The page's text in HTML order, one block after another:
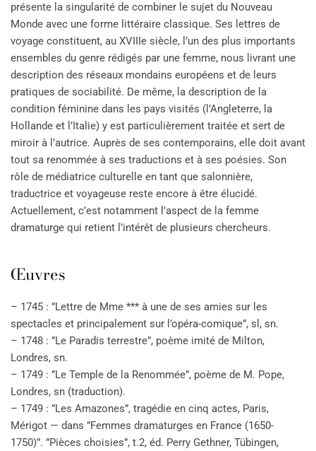
présente la singularité de combiner le sujet du Nouveau
Monde avec une forme littéraire classique. Ses lettres de
voyage constituent, au XVIIIe siècle, l’un des plus importants
ensembles du genre rédigés par une femme, nous livrant une
description des réseaux mondains européens et de leurs
pratiques de sociabilité. De même, la description de la
condition féminine dans les pays visités (l’Angleterre, la
Hollande et l’Italie) y est particulièrement traitée et sert de
miroir à l’autrice. Auprès de ses contemporains, elle doit avant
tout sa renommée à ses traductions et à ses poésies. Son
rôle de médiatrice culturelle en tant que salonnière,
traductrice et voyageuse reste encore à être élucidé.
Actuellement, c’est notamment l’aspect de la femme
dramaturge qui retient l’intérêt de plusieurs chercheurs.
Œuvres
– 1745 : ”Lettre de Mme *** à une de ses amies sur les
spectacles et principalement sur l’opéra-comique”, sl, sn.
– 1748 : ”Le Paradis terrestre”, poème imité de Milton,
Londres, sn.
– 1749 : ”Le Temple de la Renommée”, poème de M. Pope,
Londres, sn (traduction).
– 1749 : ”Les Amazones”, tragédie en cinq actes, Paris,
Mérigot — dans ”Femmes dramaturges en France (1650-
1750)”. ”Pièces choisies”, t.2, éd. Perry Gethner, Tübingen,